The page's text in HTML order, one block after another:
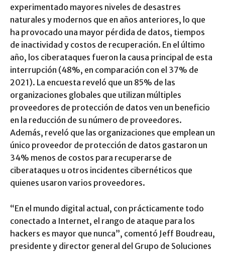
experimentado mayores niveles de desastres
naturales y modernos que en años anteriores, lo que
ha provocado una mayor pérdida de datos, tiempos
de inactividad y costos de recuperación. En el último
año, los ciberataques fueron la causa principal de esta
interrupción (48%, en comparación con el 37% de
2021). La encuesta reveló que un 85% de las
organizaciones globales que utilizan múltiples
proveedores de protección de datos ven un beneficio
en la reducción de su número de proveedores.
Además, reveló que las organizaciones que emplean un
único proveedor de protección de datos gastaron un
34% menos de costos para recuperarse de
ciberataques u otros incidentes cibernéticos que
quienes usaron varios proveedores.
“En el mundo digital actual, con prácticamente todo
conectado a Internet, el rango de ataque para los
hackers es mayor que nunca”, comentó Jeff Boudreau,
presidente y director general del Grupo de Soluciones